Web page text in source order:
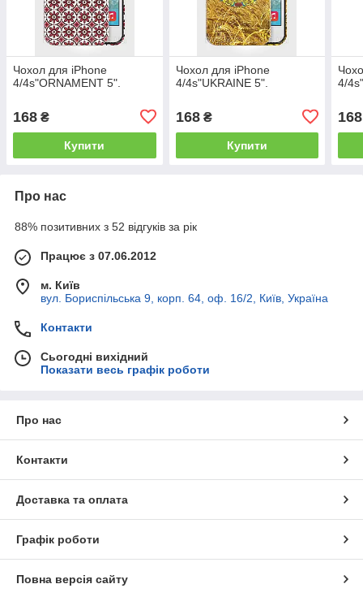
Чохол для iPhone
4/4s"ORNAMENT 5".
168 ₴
Купити
Чохол для iPhone
4/4s"UKRAINE 5".
168₴
Купити
4/
168
Про нас
88% позитивних з 52 відгуків за рік
Працює з 07.06.2012
м. Київ
вул. Бориспільська 9, корп. 64, оф. 16/2, Київ, Україна
Контакти
Сьогодні вихідний
Показати весь графік роботи
Про нас
Контакти
Доставка та оплата
Графік роботи
Повна версія сайту